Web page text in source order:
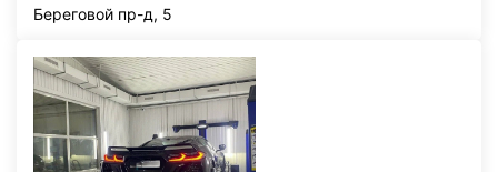
Береговой пр-д, 5